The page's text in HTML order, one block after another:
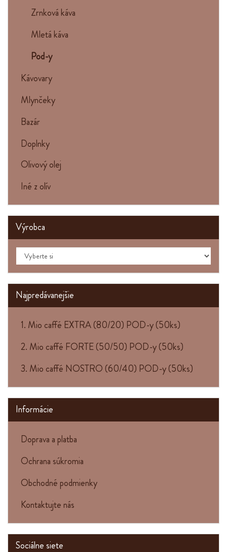
Zrnková káva
Mletá káva
Pod-y
Kávovary
Mlynčeky
Bazár
Doplnky
Olivový olej
Iné z olív
Výrobca
Najpredávanejšie
1. Mio caffé EXTRA (80/20) POD-y (50ks)
2. Mio caffé FORTE (50/50) POD-y (50ks)
3. Mio caffé NOSTRO (60/40) POD-y (50ks)
Informácie
Doprava a platba
Ochrana súkromia
Obchodné podmienky
Kontaktujte nás
Sociálne siete